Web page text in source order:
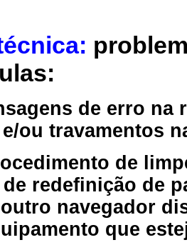
de erro
ou travamentos
de
redefinição de
navegador
que